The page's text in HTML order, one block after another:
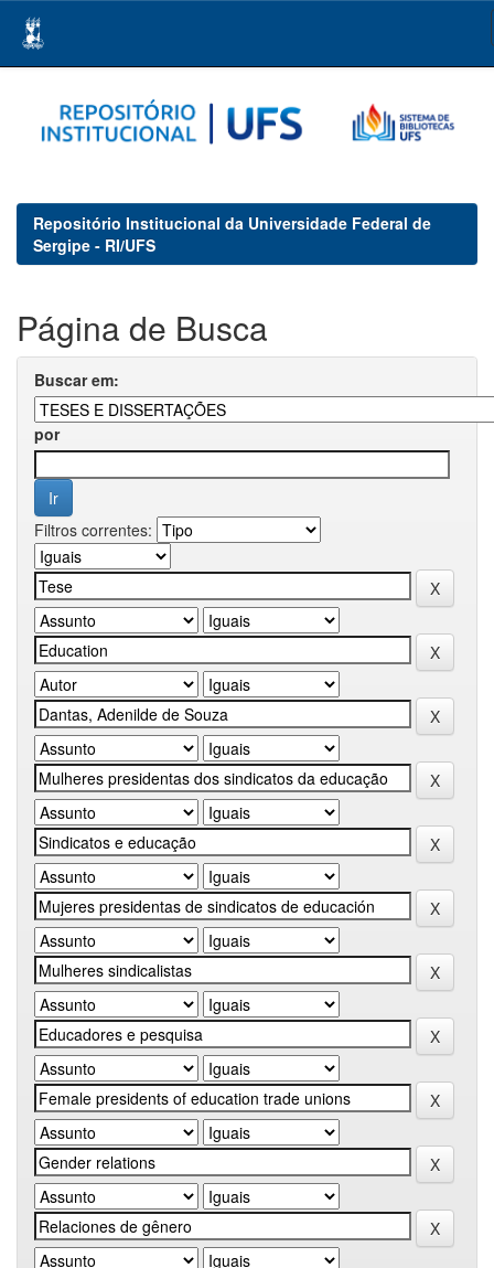
navigation
Repositório Institucional da Universidade Federal de
Sergipe - RI/UFS
Página de Busca
Buscar em:
por
Filtros correntes: